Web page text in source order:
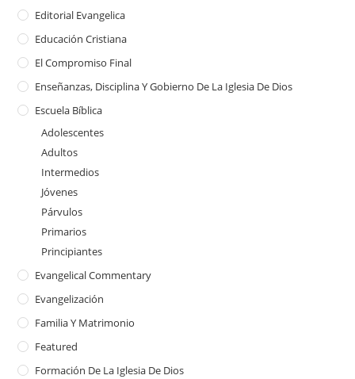
Editorial Evangelica
Educación Cristiana
El Compromiso Final
Enseñanzas, Disciplina Y Gobierno De La Iglesia De Dios
Escuela Bíblica
Adolescentes
Adultos
Intermedios
Jóvenes
Párvulos
Primarios
Principiantes
Evangelical Commentary
Evangelización
Familia Y Matrimonio
Featured
Formación De La Iglesia De Dios